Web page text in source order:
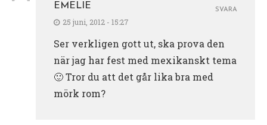
EMELIE
25 juni, 2012 - 15:27
Ser verkligen gott ut, ska prova den
när jag har fest med mexikanskt tema
🙂 Tror du att det går lika bra med
mörk rom?
SVARA